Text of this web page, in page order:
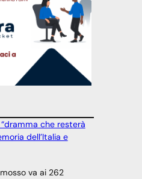
che resterà
dell’Italia e
va ai 262